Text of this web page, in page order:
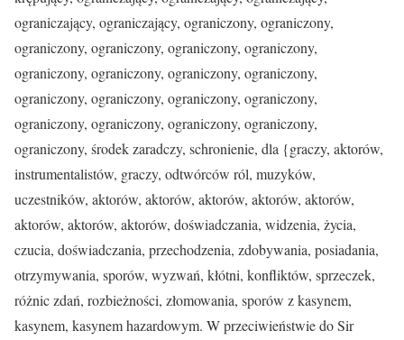
ograniczający, ograniczający, ograniczony, ograniczony,
ograniczony, ograniczony, ograniczony, ograniczony,
ograniczony, ograniczony, ograniczony, ograniczony,
ograniczony, ograniczony, ograniczony, ograniczony,
ograniczony, ograniczony, ograniczony, ograniczony,
ograniczony, środek zaradczy, schronienie, dla {graczy, aktorów,
instrumentalistów, graczy, odtwórców ról, muzyków,
uczestników, aktorów, aktorów, aktorów, aktorów, aktorów,
aktorów, aktorów, aktorów, doświadczania, widzenia, życia,
czucia, doświadczania, przechodzenia, zdobywania, posiadania,
otrzymywania, sporów, wyzwań, kłótni, konfliktów, sprzeczek,
różnic zdań, rozbieżności, złomowania, sporów z kasynem,
kasynem, kasynem hazardowym. W przeciwieństwie do Sir